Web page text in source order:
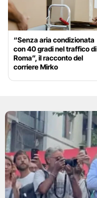
“Senza aria condizionata
con 40 gradi nel traffico di
Roma”, il racconto del
corriere Mirko